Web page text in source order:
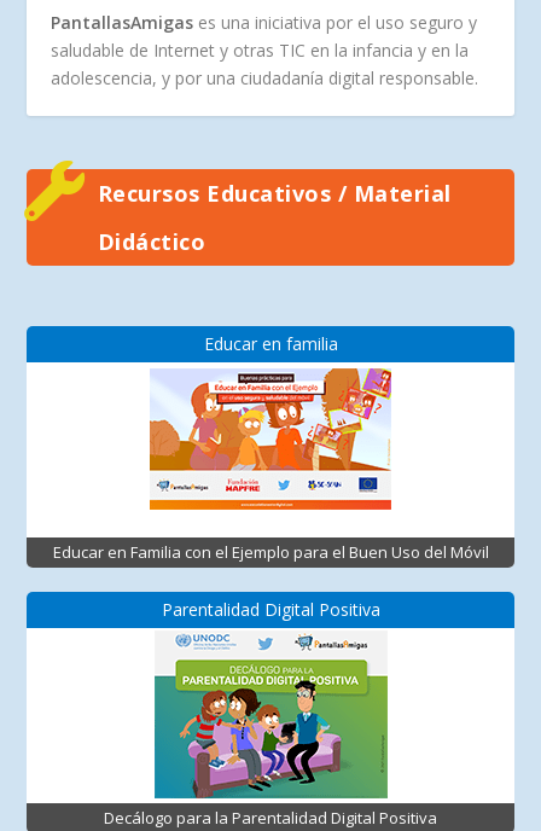
PantallasAmigas es una iniciativa por el uso seguro y
saludable de Internet y otras TIC en la infancia y en la
adolescencia, y por una ciudadanía digital responsable.
Recursos Educativos / Material
Didáctico
Educar en familia
Educar en Familia con el Ejemplo para el Buen Uso del Móvil
Parentalidad Digital Positiva
Decálogo para la Parentalidad Digital Positiva